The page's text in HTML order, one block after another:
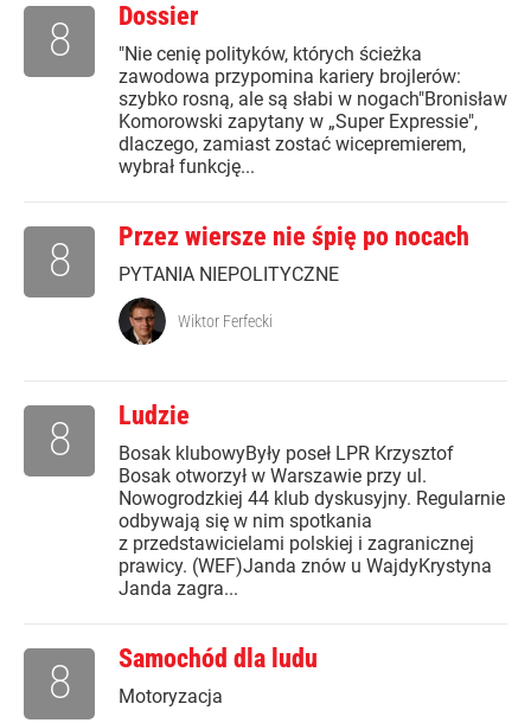
Dossier
"Nie cenię polityków, których ścieżka
zawodowa przypomina kariery brojlerów:
szybko rosną, ale są słabi w nogach"Bronisław
Komorowski zapytany w „Super Expressie",
dlaczego, zamiast zostać wicepremierem,
wybrał funkcję...
8
Przez wiersze nie śpię po nocach
PYTANIA NIEPOLITYCZNE
8
Wiktor Ferfecki
Ludzie
Bosak klubowyByły poseł LPR Krzysztof
Bosak otworzył w Warszawie przy ul.
Nowogrodzkiej 44 klub dyskusyjny. Regularnie
odbywają się w nim spotkania
z przedstawicielami polskiej i zagranicznej
prawicy. (WEF)Janda znów u WajdyKrystyna
Janda zagra...
8
Samochód dla ludu
Motoryzacja
8